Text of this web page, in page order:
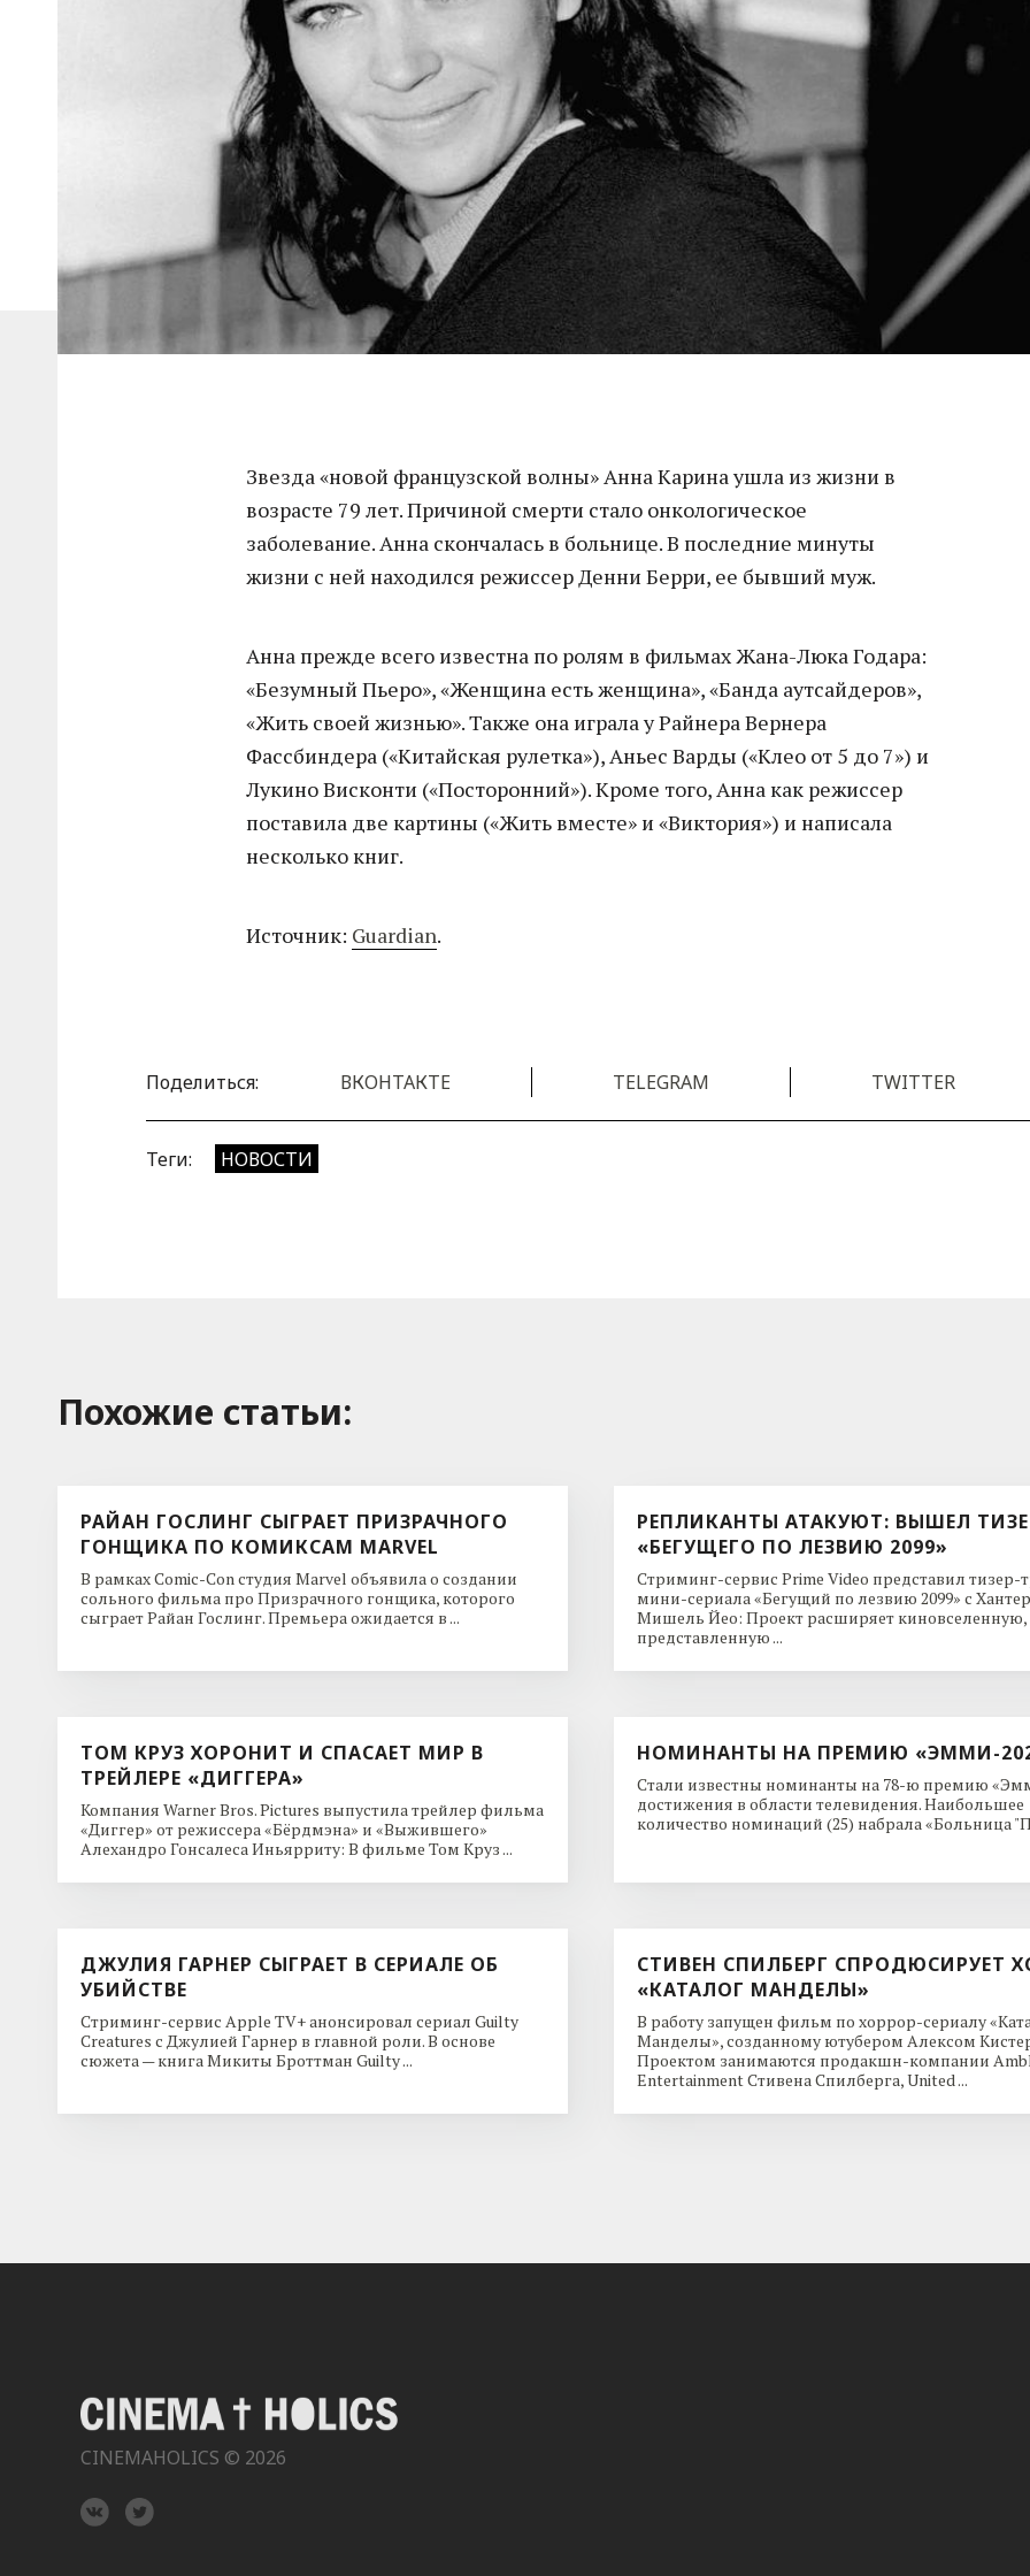
Звезда «новой французской волны» Анна Карина ушла из жизни в
возрасте 79 лет. Причиной смерти стало онкологическое
заболевание. Анна скончалась в больнице. В последние минуты
жизни с ней находился режиссер Денни Берри, ее бывший муж.
Анна прежде всего известна по ролям в фильмах Жана-Люка Годара:
«Безумный Пьеро», «Женщина есть женщина», «Банда аутсайдеров»,
«Жить своей жизнью». Также она играла у Райнера Вернера
Фассбиндера («Китайская рулетка»), Аньес Варды («Клео от 5 до 7») и
Лукино Висконти («Посторонний»). Кроме того, Анна как режиссер
поставила две картины («Жить вместе» и «Виктория») и написала
несколько книг.
Источник: Guardian.
Поделиться: ВКОНТАКТЕ TELEGRAM TWITTER
Теги: НОВОСТИ
Похожие cтатьи:
РАЙАН ГОСЛИНГ СЫГРАЕТ ПРИЗРАЧНОГО
ГОНЩИКА ПО КОМИКСАМ MARVEL
В рамках Comic-Con студия Marvel объявила о создании
сольного фильма про Призрачного гонщика, которого
сыграет Райан Гослинг. Премьера ожидается в ...
РЕПЛИКАНТЫ АТАКУЮТ: ВЫШЕЛ
«БЕГУЩЕГО ПО ЛЕЗВИЮ 2099»
Стриминг-сервис Prime Video представил тизер-
мини-сериала «Бегущий по лезвию 2099» с
Мишель Йео: Проект расширяет киновселенную,
представленную ...
ТОМ КРУЗ ХОРОНИТ И СПАСАЕТ МИР В
ТРЕЙЛЕРЕ «ДИГГЕРА»
Компания Warner Bros. Pictures выпустила трейлер фильма
«Диггер» от режиссера «Бёрдмэна» и «Выжившего»
Алехандро Гонсалеса Иньярриту: В фильме Том Круз ...
НОМИНАНТЫ НА ПРЕМИЮ «ЭММИ-
Стали известны номинанты на 78-ю премию
достижения в области телевидения. Наибольшее
количество номинаций (25) набрала «Больница
ДЖУЛИЯ ГАРНЕР СЫГРАЕТ В СЕРИАЛЕ ОБ
УБИЙСТВЕ
Стриминг-сервис Apple TV+ анонсировал сериал Guilty
Creatures с Джулией Гарнер в главной роли. В основе
сюжета — книга Микиты Броттман Guilty ...
СТИВЕН СПИЛБЕРГ СПРОДЮСИРУЕТ
«КАТАЛОГ МАНДЕЛЫ»
В работу запущен фильм по хоррор-сериалу
Манделы», созданному ютубером Алексом
Проектом занимаются продакшн-компании
Entertainment Стивена Спилберга, United ...
CINEMAHOLICS © 2026